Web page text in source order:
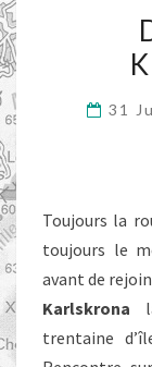
31
Toujours la
toujours le
avant de
Karlskrona
trentaine